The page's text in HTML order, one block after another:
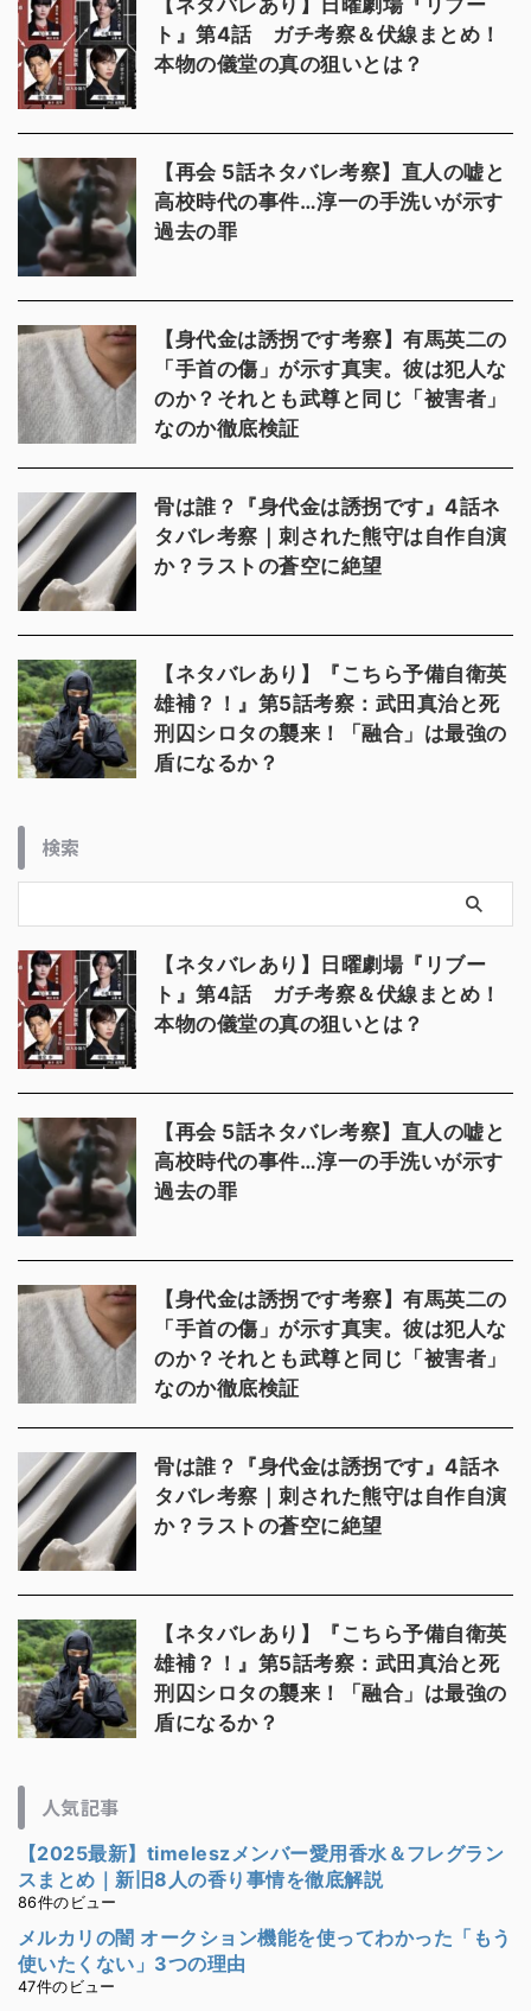
ト』第4話 ガチ考察＆伏線まとめ！
本物の儀堂の真の狙いとは？
【再会 5話ネタバレ考察】直人の嘘と
高校時代の事件…淳一の手洗いが示す
過去の罪
【身代金は誘拐です考察】有馬英二の
「手首の傷」が示す真実。彼は犯人な
のか？それとも武尊と同じ「被害者」
なのか徹底検証
骨は誰？『身代金は誘拐です』4話ネ
タバレ考察｜刺された熊守は自作自演
か？ラストの蒼空に絶望
【ネタバレあり】『こちら予備自衛英
雄補？！』第5話考察：武田真治と死
刑囚シロタの襲来！「融合」は最強の
盾になるか？
検索
【ネタバレあり】日曜劇場『リブー
ト』第4話 ガチ考察＆伏線まとめ！
本物の儀堂の真の狙いとは？
【再会 5話ネタバレ考察】直人の嘘と
高校時代の事件…淳一の手洗いが示す
過去の罪
【身代金は誘拐です考察】有馬英二の
「手首の傷」が示す真実。彼は犯人な
のか？それとも武尊と同じ「被害者」
なのか徹底検証
骨は誰？『身代金は誘拐です』4話ネ
タバレ考察｜刺された熊守は自作自演
か？ラストの蒼空に絶望
【ネタバレあり】『こちら予備自衛英
雄補？！』第5話考察：武田真治と死
刑囚シロタの襲来！「融合」は最強の
盾になるか？
人気記事
【2025最新】timeleszメンバー愛用香水＆フレグラン
スまとめ｜新旧8人の香り事情を徹底解説
86件のビュー
メルカリの闇 オークション機能を使ってわかった「もう
使いたくない」3つの理由
47件のビュー